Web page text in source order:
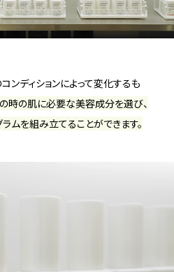
ンディションによって変化するも
の時の肌に必要な美容成分を選び、
ムを組み立てることができます。